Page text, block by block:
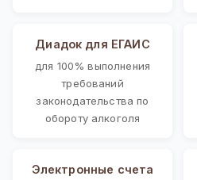
Диадок для ЕГАИС
для 100% выполнения
требований
законодательства по
обороту алкоголя
Электронные счета